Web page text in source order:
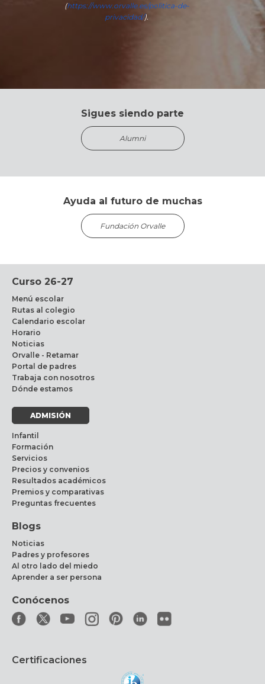
(https://www.orvalle.es/politica-de-
privacidad/).
Sigues siendo parte
Alumni
Ayuda al futuro de muchas
Fundación Orvalle
Curso 26-27
Menú escolar
Rutas al colegio
Calendario escolar
Horario
Noticias
Orvalle - Retamar
Portal de padres
Trabaja con nosotros
Dónde estamos
ADMISIÓN
Infantil
Formación
Servicios
Precios y convenios
Resultados académicos
Premios y comparativas
Preguntas frecuentes
Blogs
Noticias
Padres y profesores
Al otro lado del miedo
Aprender a ser persona
Conócenos
Certificaciones